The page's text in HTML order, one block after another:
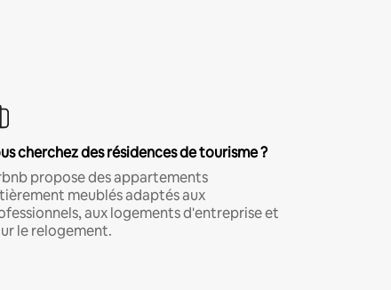
cherchez des résidences de tourisme ?
propose des appartements
meublés adaptés aux
aux logements d'entreprise et
le relogement.